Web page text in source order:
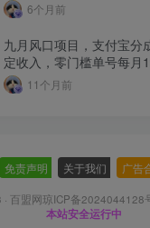
6个月前
九月风口项目，支付宝分
定收入，零门槛单号每月
11个月前
免责声明 关于我们 广告
百盟网琼ICP备2024044128
本站安全运行中